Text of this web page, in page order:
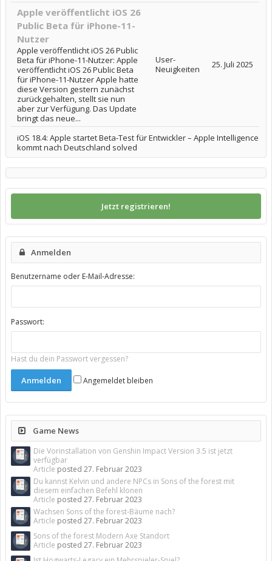
Apple veröffentlicht iOS 26
Public Beta für iPhone-11-
Nutzer
Apple veröffentlicht iOS 26 Public
Beta für iPhone-11-Nutzer: Apple
veröffentlicht iOS 26 Public Beta
für iPhone-11-Nutzer Apple hatte
diese Version gestern zunächst
zurückgehalten, stellt sie nun
aber zur Verfügung. Das Update
bringt das neue...
User-
Neuigkeiten
25. Juli 2025
iOS 18.4: Apple startet Beta-Test für Entwickler – Apple Intelligence
kommt nach Deutschland solved
Jetzt registrieren!
Anmelden
Benutzername oder E-Mail-Adresse:
Passwort:
Hast du dein Passwort vergessen?
Angemeldet bleiben
Game News
Die Vorinstallation von Genshin Impact Version 3.5 ist jetzt
verfügbar
Article posted 27. Februar 2023
Du kannst Kelvin und andere NPCs in Sons of the forest mit
diesem einfachen Befehl klonen
Article posted 27. Februar 2023
Wachsen Sons of the forest-Bäume nach?
Article posted 27. Februar 2023
Sons of the forest Modern Axe Standort
Article posted 27. Februar 2023